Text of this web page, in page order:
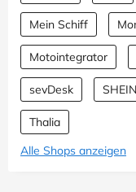
Mein Schiff
Motointegrator
sevDesk SHEIN
Thalia
Alle Shops anzeigen